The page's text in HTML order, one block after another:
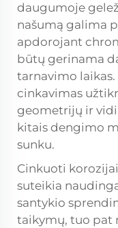
daugumoje
našumą galima
apdorojant
būtų gerinama
tarnavimo
cinkavimas
geometrijų ir
kitais dengimo
sunku.
Cinkuoti
suteikia
santykio
taikymų, tuo pat